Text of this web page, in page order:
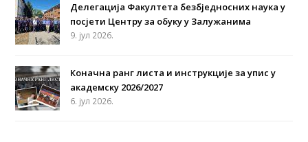
Делегација Факултета безбједносних наука у
посјети Центру за обуку у Залужанима
9. јул 2026.
Коначна ранг листа и инструкције за упис у
академску 2026/2027
6. јул 2026.